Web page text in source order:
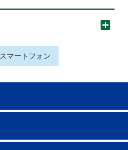
スマートフォン